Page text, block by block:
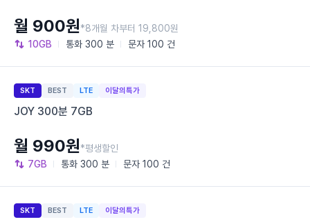
10GB 통화 300 분 문자 100 건
월 900원*8개월 차부터 19,800원
SKT BEST LTE 이달의특가
JOY 300분 7GB
7GB 통화 300 분 문자 100 건
월 990원*평생할인
SKT BEST LTE 이달의특가